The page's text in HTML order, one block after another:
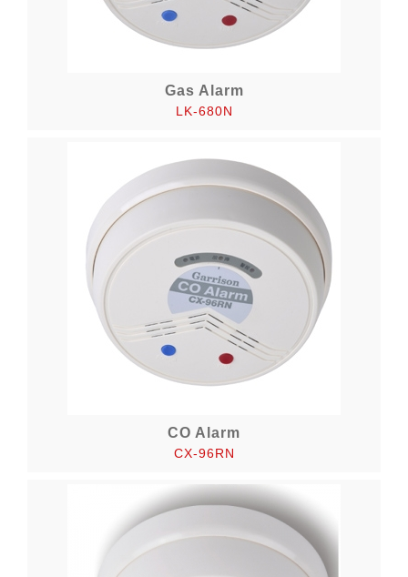
Gas Alarm
LK-680N
CO Alarm
CX-96RN